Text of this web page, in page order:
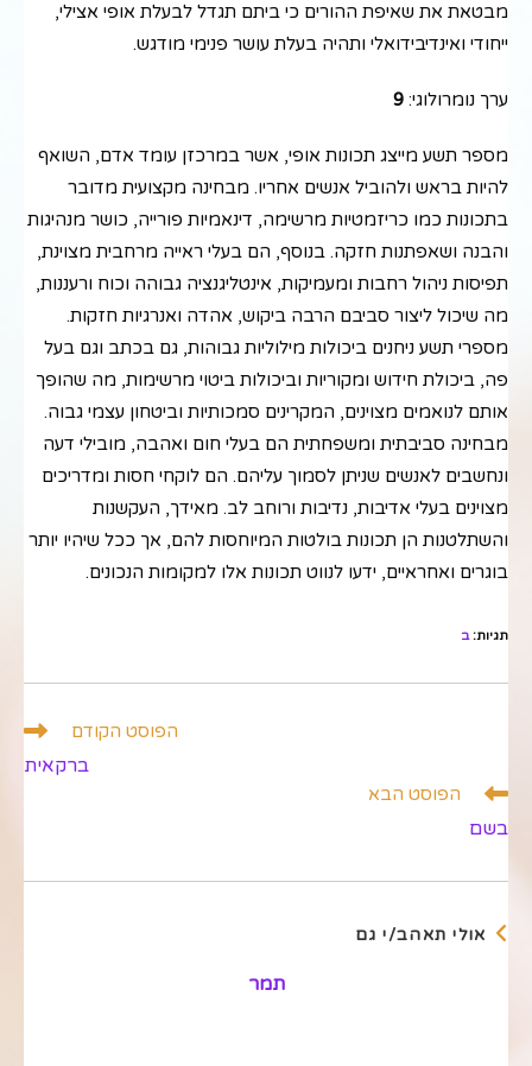
מבטאת את שאיפת ההורים כי ביתם תגדל לבעלת אופי אצילי,
ייחודי ואינדיבידואלי ותהיה בעלת עושר פנימי מודגש.
ערך נומרולוגי: 9
מספר תשע מייצג תכונות אופי, אשר במרכזן עומד אדם, השואף
להיות בראש ולהוביל אנשים אחריו. מבחינה מקצועית מדובר
בתכונות כמו כריזמטיות מרשימה, דינאמיות פורייה, כושר מנהיגות
והבנה ושאפתנות חזקה. בנוסף, הם בעלי ראייה מרחבית מצוינת,
תפיסות ניהול רחבות ומעמיקות, אינטליגנציה גבוהה וכוח ורעננות,
מה שיכול ליצור סביבם הרבה ביקוש, אהדה ואנרגיות חזקות.
מספרי תשע ניחנים ביכולות מילוליות גבוהות, גם בכתב וגם בעל
פה, ביכולת חידוש ומקוריות וביכולות ביטוי מרשימות, מה שהופך
אותם לנואמים מצוינים, המקרינים סמכותיות וביטחון עצמי גבוה.
מבחינה סביבתית ומשפחתית הם בעלי חום ואהבה, מובילי דעה
ונחשבים לאנשים שניתן לסמוך עליהם. הם לוקחי חסות ומדריכים
מצוינים בעלי אדיבות, נדיבות ורוחב לב. מאידך, העקשנות
והשתלטנות הן תכונות בולטות המיוחסות להם, אך ככל שיהיו יותר
בוגרים ואחראיים, ידעו לנווט תכונות אלו למקומות הנכונים.
תגיות:ב
הפוסט הקודם
ברקאית
הפוסט הבא
בשם
אולי תאהב/י גם
תמר